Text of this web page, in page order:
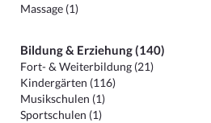
Massage (1)
Bildung & Erziehung (140)
Fort- & Weiterbildung (21)
Kindergärten (116)
Musikschulen (1)
Sportschulen (1)